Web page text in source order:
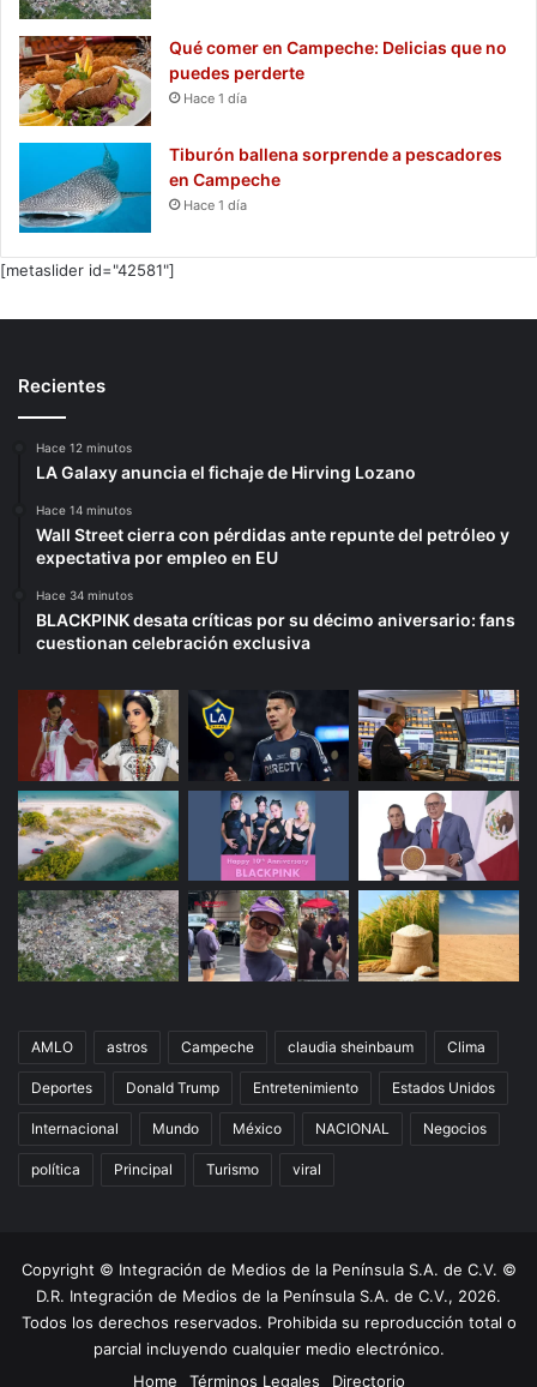
Qué comer en Campeche: Delicias que no
puedes perderte
Hace 1 día
Tiburón ballena sorprende a pescadores
en Campeche
Hace 1 día
[metaslider id="42581"]
Recientes
Hace 12 minutos
LA Galaxy anuncia el fichaje de Hirving Lozano
Hace 14 minutos
Wall Street cierra con pérdidas ante repunte del petróleo y
expectativa por empleo en EU
Hace 34 minutos
BLACKPINK desata críticas por su décimo aniversario: fans
cuestionan celebración exclusiva
AMLO astros Campeche claudia sheinbaum Clima
Deportes Donald Trump Entretenimiento Estados Unidos
Internacional Mundo México NACIONAL Negocios
política Principal Turismo viral
Copyright © Integración de Medios de la Península S.A. de C.V. ©
D.R. Integración de Medios de la Península S.A. de C.V., 2026.
Todos los derechos reservados. Prohibida su reproducción total o
parcial incluyendo cualquier medio electrónico.
Home
Términos Legales Directorio